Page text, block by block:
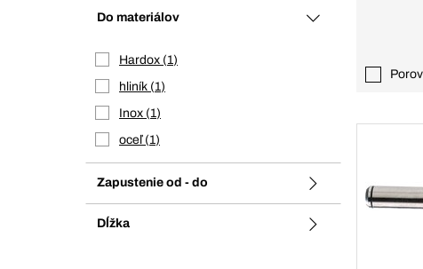
Do materiálov
Hardox 1
hliník 1
Inox 1
oceľ 1
Zapustenie od - do
Dĺžka